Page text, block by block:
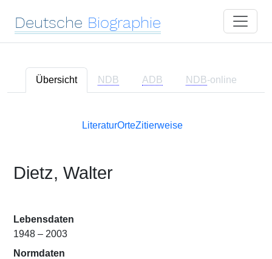
Deutsche Biographie
Übersicht NDB ADB NDB-online
LiteraturOrteZitierweise
Dietz, Walter
Lebensdaten
1948 – 2003
Normdaten